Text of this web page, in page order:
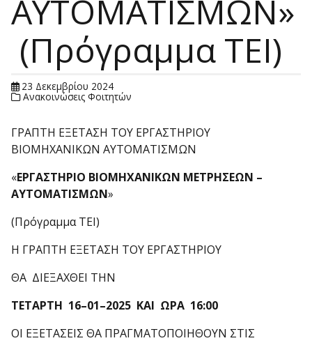
ΑΥΤΟΜΑΤΙΣΜΩΝ»
(Πρόγραμμα ΤΕΙ)
23 Δεκεμβρίου 2024
Ανακοινώσεις Φοιτητών
ΓΡΑΠΤΗ ΕΞΕΤΑΣΗ ΤΟΥ ΕΡΓΑΣΤΗΡΙΟΥ
ΒΙΟΜΗΧΑΝΙΚΩΝ ΑΥΤΟΜΑΤΙΣΜΩΝ
«ΕΡΓΑΣΤΗΡΙΟ ΒΙΟΜΗΧΑΝΙΚΩΝ ΜΕΤΡΗΣΕΩΝ –
ΑΥΤΟΜΑΤΙΣΜΩΝ»
(Πρόγραμμα ΤΕΙ)
Η ΓΡΑΠΤΗ ΕΞΕΤΑΣΗ ΤΟΥ ΕΡΓΑΣΤΗΡΙΟΥ
ΘΑ ΔΙΕΞΑΧΘΕΙ ΤΗΝ
ΤΕΤΑΡΤΗ 16–01–2025 ΚΑΙ ΩΡΑ 16:00
ΟΙ ΕΞΕΤΑΣΕΙΣ ΘΑ ΠΡΑΓΜΑΤΟΠΟΙΗΘΟΥΝ ΣΤΙΣ